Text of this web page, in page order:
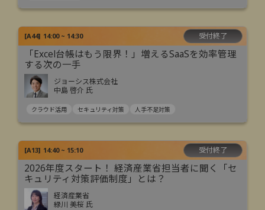
[A44] 14:00 ~ 14:30 受付終了
「Excel台帳はもう限界！」増えるSaaSを効率管理
する次の一手
ジョーシス株式会社
中島 啓介 氏
クラウド活用 セキュリティ対策 人手不足対策
[A13] 14:40 ~ 15:10 受付終了
2026年度スタート！ 経済産業省担当者に聞く「セ
キュリティ対策評価制度」とは？
経済産業省
緑川 美桜 氏